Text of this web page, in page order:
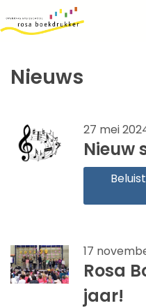
Nieuws
27 mei
Nieuw
17
Rosa
jaar!